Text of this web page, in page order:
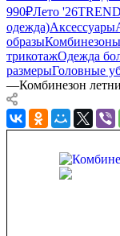
990₽Лето '26
одежда)Аксессуары
образыКомбинезоны
трикотажОдежда
размерыГоловные
—Комбинезон